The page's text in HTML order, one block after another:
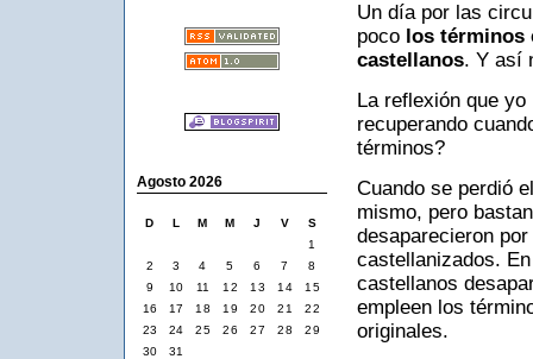
Agosto 2026
D L M M J V
S
1
2
3 4 5 6 7
8
9
10 11 12 13 14
15
16
17 18 19 20 21
22
23
24 25 26 27 28
29
30
31
Un día por las
poco los
castellanos. Y así
La reflexión que
recuperando
términos?
Cuando se perdió
mismo, pero
desaparecieron
castellanizados.
castellanos
empleen los
originales.